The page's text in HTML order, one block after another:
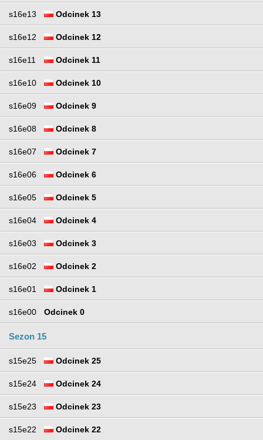
s16e13 Odcinek 13
s16e12 Odcinek 12
s16e11 Odcinek 11
s16e10 Odcinek 10
s16e09 Odcinek 9
s16e08 Odcinek 8
s16e07 Odcinek 7
s16e06 Odcinek 6
s16e05 Odcinek 5
s16e04 Odcinek 4
s16e03 Odcinek 3
s16e02 Odcinek 2
s16e01 Odcinek 1
s16e00 Odcinek 0
Sezon 15
s15e25 Odcinek 25
s15e24 Odcinek 24
s15e23 Odcinek 23
s15e22 Odcinek 22